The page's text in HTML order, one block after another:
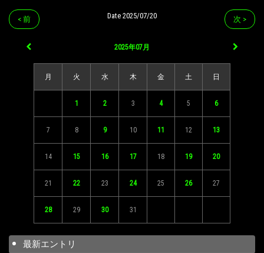
< 前 次 >
Date 2025/07/20
2025年07月
月 火 水 木 金 土 日
1 2 3 4 5 6
7 8 9 10 11 12 13
14 15 16 17 18 19 20
21 22 23 24 25 26 27
28 29 30 31
最新エントリ